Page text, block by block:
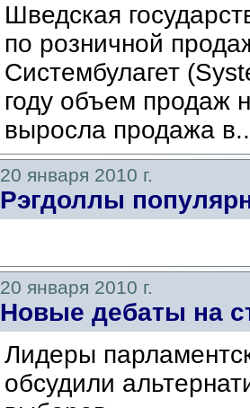
Шведская
по розничной
Систембулагет
году объем продаж
выросла продажа
20 января 2010 г.
Рэгдоллы
20 января 2010 г.
Новые дебаты на
Лидеры
обсудили